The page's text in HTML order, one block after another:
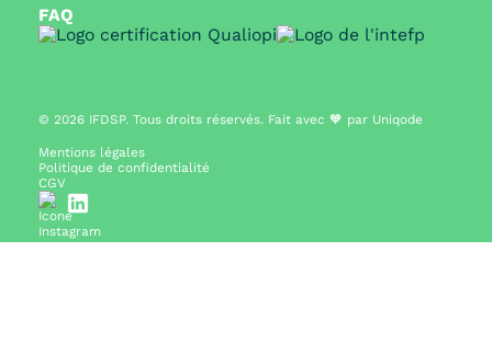
FAQ
© 2026 IFDSP. Tous droits réservés. Fait avec 🧡 par Uniqode
Mentions légales
Politique de confidentialité
CGV